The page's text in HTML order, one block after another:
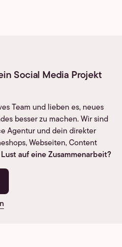
Social Media Projekt
Team und lieben es, neues
besser zu machen. Wir sind
Agentur und dein direkter
Webseiten, Content
Lust auf eine Zusammenarbeit?